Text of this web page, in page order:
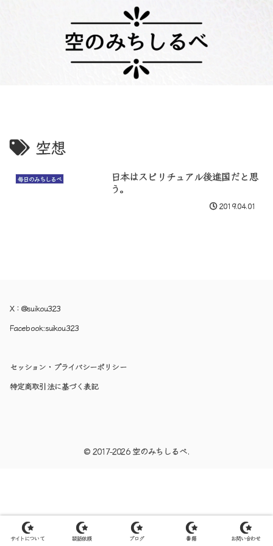
空想
毎日のみちしるべ
日本はスピリチュアル後進国だと思
う。
2019.04.01
X：@suikou323
Facebook:suikou323
セッション・プライバシーポリシー
特定商取引法に基づく表記
© 2017-2026 空のみちしるべ.
サイトについて 談話依頼 ブログ 書籍 お問い合わせ